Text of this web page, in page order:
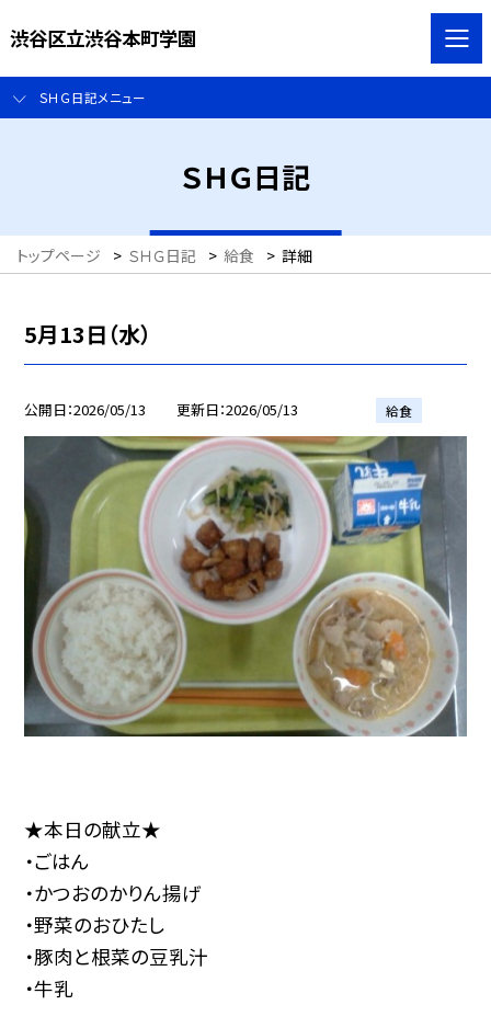
渋谷区立渋谷本町学園
ＳＨＧ日記メニュー
ＳＨＧ日記
トップページ > ＳＨＧ日記 > 給食 > 詳細
5月13日（水）
公開日 2026/05/13 更新日 2026/05/13 給食
★本日の献立★
・ごはん
・かつおのかりん揚げ
・野菜のおひたし
・豚肉と根菜の豆乳汁
・牛乳